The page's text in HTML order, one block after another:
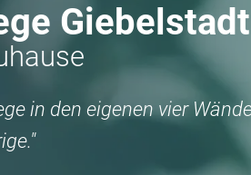
Giebelstadt
in den eigenen vier